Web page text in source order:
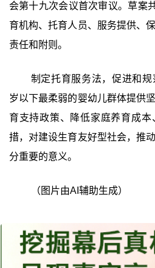
会第十九次会议首次审议。草案
育机构、托育人员、服务提供、
责任和附则。
制定托育服务法，促进和
岁以下最柔弱的婴幼儿群体提供
育支持政策、降低家庭养育成
措，对建设生育友好型社会，推
分重要的意义。
（图片由AI辅助生成）